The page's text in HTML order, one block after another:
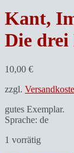
Kant,
Die
10,00 €
zzgl.
gutes Exemplar.
Sprache: de
1 vorrätig